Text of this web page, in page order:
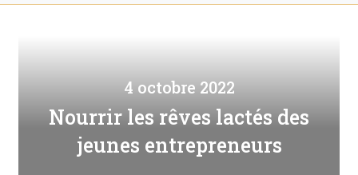
4 octobre 2022
Nourrir les rêves lactés des
jeunes entrepreneurs